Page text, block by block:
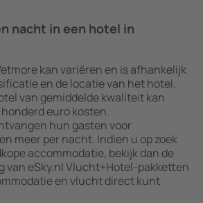
nacht in een hotel in
kan variëren en is afhankelijk
en de locatie van het hotel.
van gemiddelde kwaliteit kan
euro kosten.
hun gasten voor
meer per nacht. Indien u op zoek
accommodatie, bekijk dan de
van eSky.nl Vlucht+Hotel-pakketten
en vlucht direct kunt